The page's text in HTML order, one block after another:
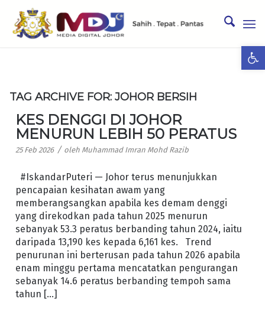
TAG ARCHIVE FOR: JOHOR BERSIH
KES DENGGI DI JOHOR
MENURUN LEBIH 50 PERATUS
25 Feb 2026 / oleh Muhammad Imran Mohd Razib
#IskandarPuteri — Johor terus menunjukkan
pencapaian kesihatan awam yang
memberangsangkan apabila kes demam denggi
yang direkodkan pada tahun 2025 menurun
sebanyak 53.3 peratus berbanding tahun 2024, iaitu
daripada 13,190 kes kepada 6,161 kes. Trend
penurunan ini berterusan pada tahun 2026 apabila
enam minggu pertama mencatatkan pengurangan
sebanyak 14.6 peratus berbanding tempoh sama
tahun […]